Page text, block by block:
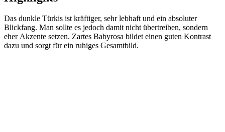
Das dunkle Türkis ist kräftiger, sehr lebhaft und ein absoluter
Blickfang. Man sollte es jedoch damit nicht übertreiben, sondern
eher Akzente setzen. Zartes Babyrosa bildet einen guten Kontrast
dazu und sorgt für ein ruhiges Gesamtbild.